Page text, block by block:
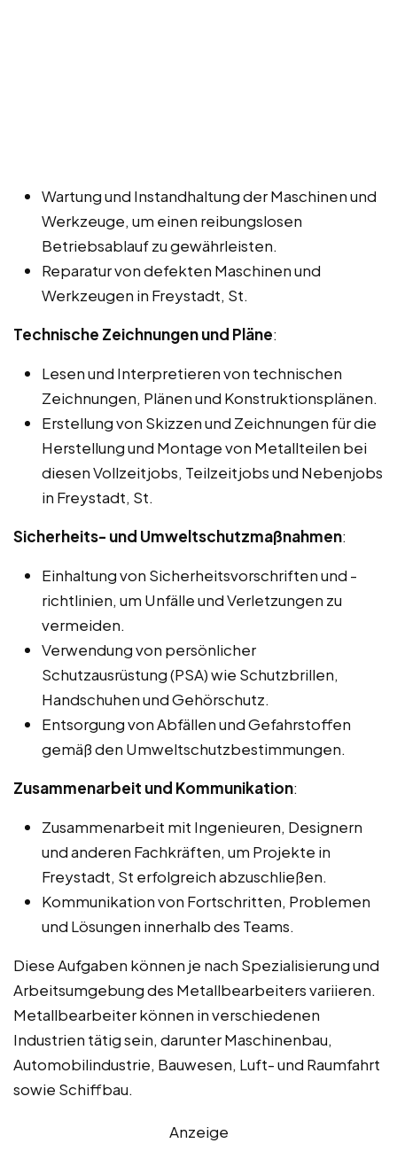
Wartung und Instandhaltung der Maschinen und
Werkzeuge, um einen reibungslosen
Betriebsablauf zu gewährleisten.
Reparatur von defekten Maschinen und
Werkzeugen in Freystadt, St.
Technische Zeichnungen und Pläne:
Lesen und Interpretieren von technischen
Zeichnungen, Plänen und Konstruktionsplänen.
Erstellung von Skizzen und Zeichnungen für die
Herstellung und Montage von Metallteilen bei
diesen Vollzeitjobs, Teilzeitjobs und Nebenjobs
in Freystadt, St.
Sicherheits- und Umweltschutzmaßnahmen:
Einhaltung von Sicherheitsvorschriften und -
richtlinien, um Unfälle und Verletzungen zu
vermeiden.
Verwendung von persönlicher
Schutzausrüstung (PSA) wie Schutzbrillen,
Handschuhen und Gehörschutz.
Entsorgung von Abfällen und Gefahrstoffen
gemäß den Umweltschutzbestimmungen.
Zusammenarbeit und Kommunikation:
Zusammenarbeit mit Ingenieuren, Designern
und anderen Fachkräften, um Projekte in
Freystadt, St erfolgreich abzuschließen.
Kommunikation von Fortschritten, Problemen
und Lösungen innerhalb des Teams.
Diese Aufgaben können je nach Spezialisierung und
Arbeitsumgebung des Metallbearbeiters variieren.
Metallbearbeiter können in verschiedenen
Industrien tätig sein, darunter Maschinenbau,
Automobilindustrie, Bauwesen, Luft- und Raumfahrt
sowie Schiffbau.
Anzeige